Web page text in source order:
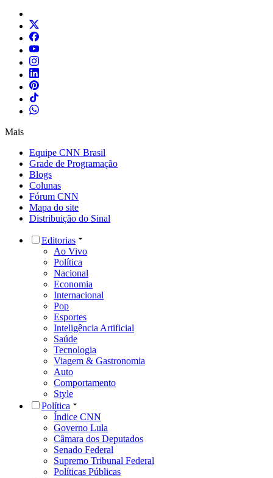
Mais
Equipe CNN Brasil
Grade de Programação
Blogs
Colunas
Fórum CNN
Mapa do site
Distribuição do Sinal
Editorias
Ao Vivo
Política
Nacional
Economia
Internacional
Pop
Esportes
Inteligência Artificial
Saúde
Tecnologia
Viagem & Gastronomia
Auto
Comportamento
Style
Política
Índice CNN
Governo Lula
Câmara dos Deputados
Senado Federal
Supremo Tribunal Federal
Políticas Públicas